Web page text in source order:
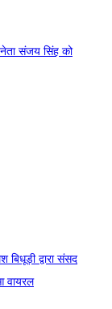
संजय सिंह को
द्वारा संसद
वायरल